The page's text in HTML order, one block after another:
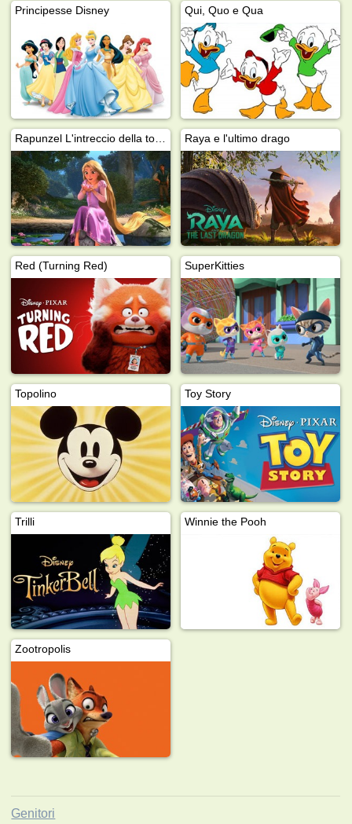
Principesse Disney Qui, Quo e Qua
Raya e l'ultimo drago
Red (Turning Red) SuperKitties
Topolino Toy Story
Trilli Winnie the Pooh
Zootropolis
Genitori